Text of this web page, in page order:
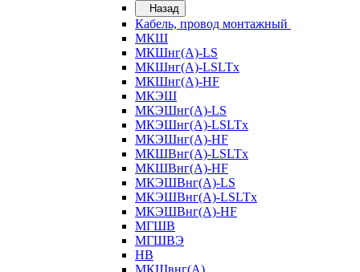
Назад
Кабель, провод монтажный
МКШ
МКШнг(А)-LS
МКШнг(А)-LSLTx
МКШнг(А)-HF
МКЭШ
МКЭШнг(А)-LS
МКЭШнг(А)-LSLTx
МКЭШнг(А)-HF
МКШВнг(A)-LSLTx
МКШВнг(А)-HF
МКЭШВнг(А)-LS
МКЭШВнг(A)-LSLTx
МКЭШВнг(А)-HF
МГШВ
МГШВЭ
НВ
МКШвнг(А)